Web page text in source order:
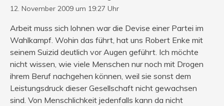
12. November 2009 um 19:27 Uhr
Arbeit muss sich lohnen war die Devise einer Partei im
Wahlkampf. Wohin das führt, hat uns Robert Enke mit
seinem Suizid deutlich vor Augen geführt. Ich möchte
nicht wissen, wie viele Menschen nur noch mit Drogen
ihrem Beruf nachgehen können, weil sie sonst dem
Leistungsdruck dieser Gesellschaft nicht gewachsen
sind. Von Menschlichkeit jedenfalls kann da nicht